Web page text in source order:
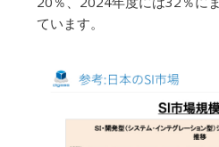
ています。